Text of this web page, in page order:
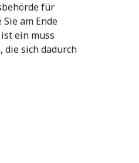
für
am Ende
ein muss
die sich dadurch